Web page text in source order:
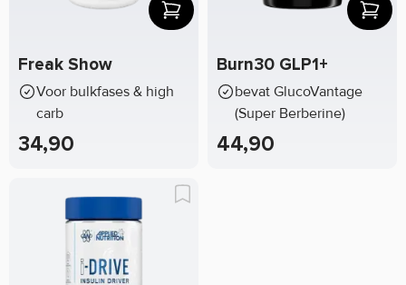
Freak Show
Voor bulkfases & high
carb
34,90
Burn30 GLP1+
bevat GlucoVantage
(Super Berberine)
44,90